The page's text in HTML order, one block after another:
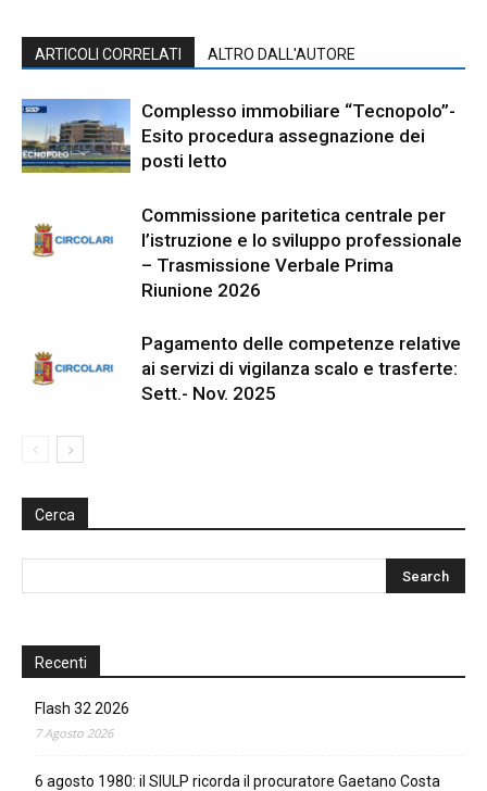
ARTICOLI CORRELATI ALTRO DALL'AUTORE
Complesso immobiliare “Tecnopolo”-
Esito procedura assegnazione dei
posti letto
Commissione paritetica centrale per
l’istruzione e lo sviluppo professionale
– Trasmissione Verbale Prima
Riunione 2026
Pagamento delle competenze relative
ai servizi di vigilanza scalo e trasferte:
Sett.- Nov. 2025
Cerca
Recenti
Flash 32 2026
7 Agosto 2026
6 agosto 1980: il SIULP ricorda il procuratore Gaetano Costa